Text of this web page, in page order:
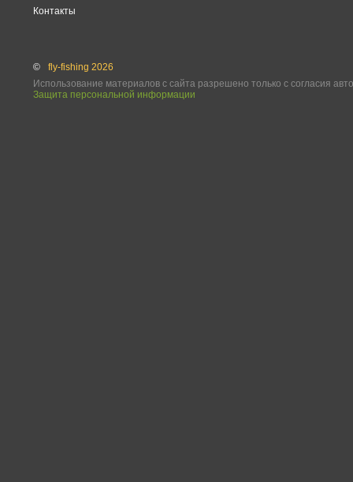
Контакты
©
fly-fishing 2026
Использование материалов с сайта разрешено только с согласия
Защита персональной информации